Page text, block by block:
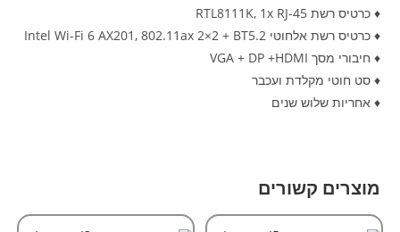
♦ כרטיס רשת RTL8111K, 1x RJ-45
♦ כרטיס רשת אלחוטי Intel Wi-Fi 6 AX201, 802.11ax 2×2 + BT5.2
♦ חיבורי מסך VGA + DP +HDMI
♦ סט חוטי מקלדת ועכבר
♦ אחריות שלוש שנים
מוצרים קשורים